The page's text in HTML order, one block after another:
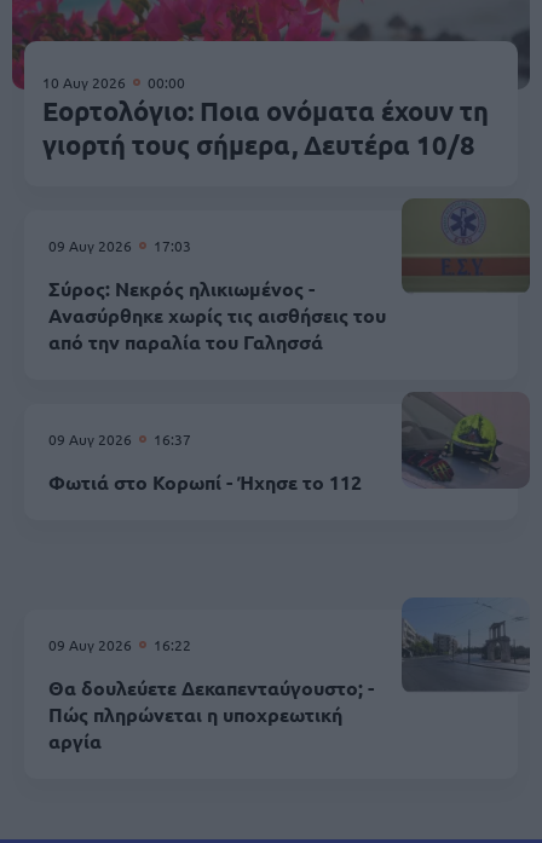
10 Αυγ 2026 00:00
Εορτολόγιο: Ποια ονόματα έχουν τη
γιορτή τους σήμερα, Δευτέρα 10/8
09 Αυγ 2026 17:03
Σύρος: Νεκρός ηλικιωμένος -
Ανασύρθηκε χωρίς τις αισθήσεις του
από την παραλία του Γαλησσά
09 Αυγ 2026 16:37
Φωτιά στο Κορωπί - Ήχησε το 112
09 Αυγ 2026 16:22
Θα δουλεύετε Δεκαπενταύγουστο; -
Πώς πληρώνεται η υποχρεωτική
αργία